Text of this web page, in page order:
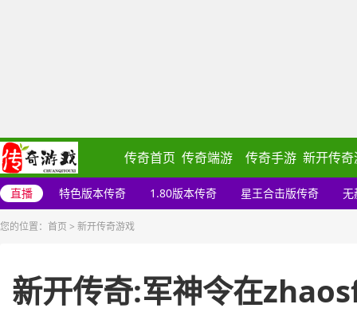
传奇首页 传奇端游 传奇手游 新开传
直播 特色版本传奇 1.80版本传奇 星王合击版传奇 无
您的位置： 首页 > 新开传奇游戏
新开传奇:军神令在